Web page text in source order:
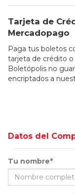
Tarjeta de
Mercadopago
Paga tus boletos
tarjeta de crédito
Boletópolis no
encriptados a
Datos del
Tu nombre*